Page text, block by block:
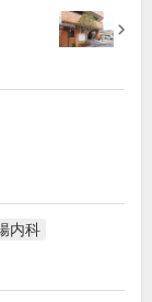
内科